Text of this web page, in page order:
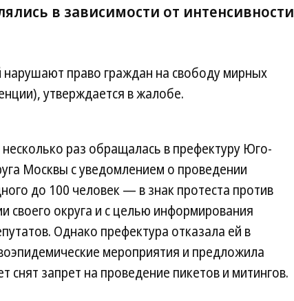
в зависимости от интенсивности
нарушают право граждан на свободу мирных
утверждается в жалобе.
раз обращалась в префектуру Юго-
Москвы с уведомлением о проведении
до 100 человек — в знак протеста против
своего округа и с целью информирования
Однако префектура отказала ей в
мероприятия и предложила
снят запрет на проведение пикетов и митингов.